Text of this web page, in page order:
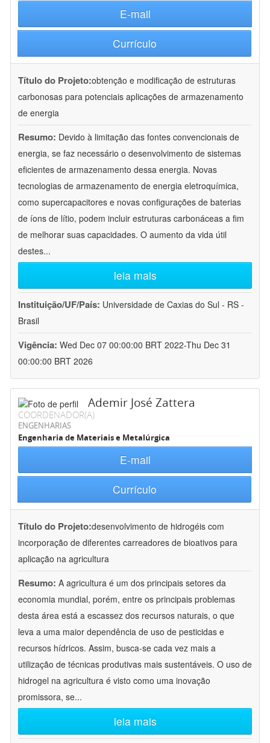
E-mail
Currículo
Título do Projeto:obtenção e modificação de estruturas
carbonosas para potenciais aplicações de armazenamento
de energia
Resumo: Devido à limitação das fontes convencionais de
energia, se faz necessário o desenvolvimento de sistemas
eficientes de armazenamento dessa energia. Novas
tecnologias de armazenamento de energia eletroquímica,
como supercapacitores e novas configurações de baterias
de íons de lítio, podem incluir estruturas carbonáceas a fim
de melhorar suas capacidades. O aumento da vida útil
destes...
leia mais
Instituição/UF/País: Universidade de Caxias do Sul - RS -
Brasil
Vigência: Wed Dec 07 00:00:00 BRT 2022-Thu Dec 31
00:00:00 BRT 2026
Ademir José Zattera
COORDENADOR(A)
ENGENHARIAS
Engenharia de Materiais e Metalúrgica
E-mail
Currículo
Título do Projeto:desenvolvimento de hidrogéis com
incorporação de diferentes carreadores de bioativos para
aplicação na agricultura
Resumo: A agricultura é um dos principais setores da
economia mundial, porém, entre os principais problemas
desta área está a escassez dos recursos naturais, o que
leva a uma maior dependência de uso de pesticidas e
recursos hídricos. Assim, busca-se cada vez mais a
utilização de técnicas produtivas mais sustentáveis. O uso de
hidrogel na agricultura é visto como uma inovação
promissora, se...
leia mais